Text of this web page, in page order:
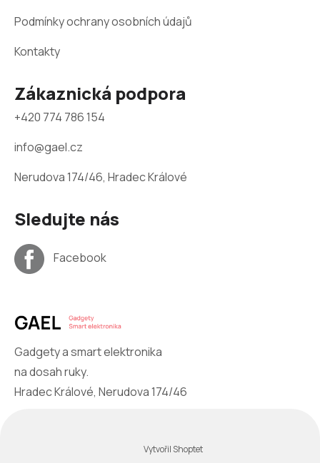
Podmínky ochrany osobních údajů
Kontakty
Zákaznická podpora
+420 774 786 154
info@gael.cz
Nerudova 174/46, Hradec Králové
Sledujte nás
Facebook
Gadgety a smart elektronika
na dosah ruky.
Hradec Králové, Nerudova 174/46
Vytvořil Shoptet